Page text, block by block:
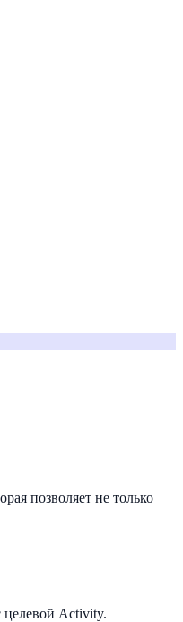
позволяет не только
целевой Activity.